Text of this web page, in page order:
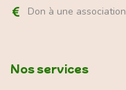
Don à une association
Nos services